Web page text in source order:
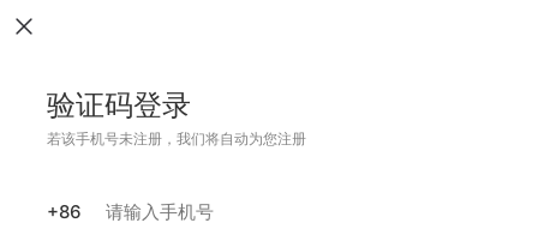
验证码登录
若该手机号未注册，我们将自动为您注册
+86